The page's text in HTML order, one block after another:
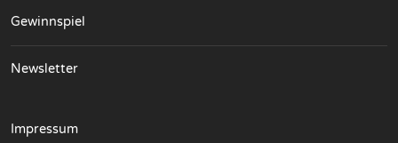
Gewinnspiel
Newsletter
Impressum